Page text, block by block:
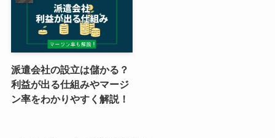
派遣会社の設立は儲かる？
利益が出る仕組みやマージ
ン率をわかりやすく解説！